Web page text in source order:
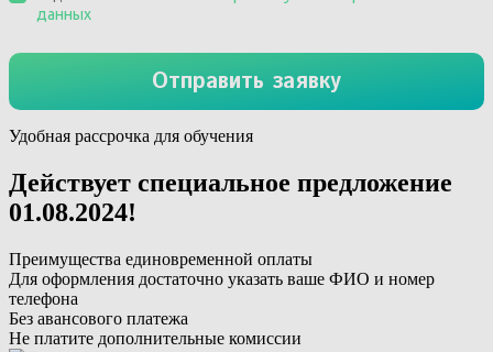
Удобная рассрочка для обучения
Действует специальное предложение
01.08.2024!
Преимущества единовременной оплаты
Для оформления достаточно указать ваше ФИО и номер
телефона
Без авансового платежа
Не платите дополнительные комиссии